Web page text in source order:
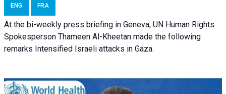
ENG FRA
At the bi-weekly press briefing in Geneva, UN Human Rights
Spokesperson Thameen Al-Kheetan made the following
remarks Intensified Israeli attacks in Gaza.